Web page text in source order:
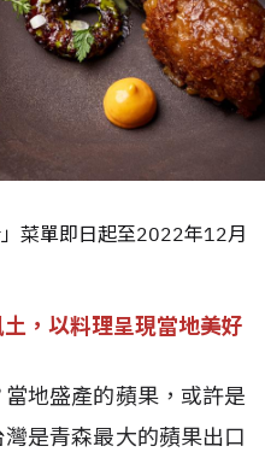
菜單即日起至2022年12月
，以料理呈現當地美好
地盛產的蘋果，或許是
是青森最大的蘋果出口